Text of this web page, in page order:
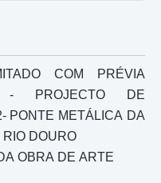
COM PRÉVIA
- PROJECTO DE
PONTE METÁLICA DA
DOURO
OBRA DE ARTE